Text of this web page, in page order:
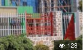
128